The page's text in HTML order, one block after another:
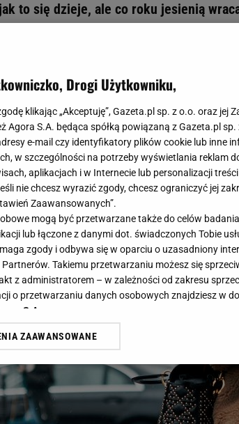
to się dzieje, ale co roku jesienią
z ozdobnymi guzikami i krótkich,
stylem, ale również ceną.
Drogi Użytkowniku,
klikając „Akceptuję”, Gazeta.pl sp. z o.o. oraz jej
Agora S.A. będąca spółką powiązaną z Gazeta.pl
e-mail czy identyfikatory plików cookie lub inne
w szczególności na potrzeby wyświetlania reklam
aplikacjach i w Internecie lub personalizacji
nie chcesz wyrazić zgody, chcesz ograniczyć jej
Zaawansowanych”.
mogą być przetwarzane także do celów
lub łączone z danymi dot. świadczonych Tobie
zgody i odbywa się w oparciu o uzasadniony
Partnerów. Takiemu przetwarzaniu możesz się
z administratorem – w zależności od zakresu
o przetwarzaniu danych osobowych znajdziesz w
S.A.
wyrażasz też zgodę na zainstalowanie i
cookie, wywołując narzędzie do zarządzania
prywatności ” w stopce serwisu i
jest także za pomocą ustawień przeglądarki.
ZAAWANSOWANE